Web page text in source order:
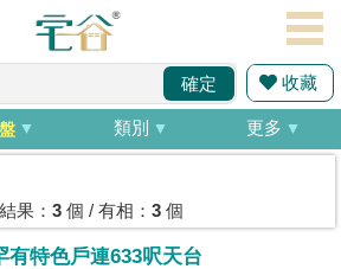
理
確定 收藏
類別 更多
果： 3個 / 有相： 3個
有特色戶連633呎天台